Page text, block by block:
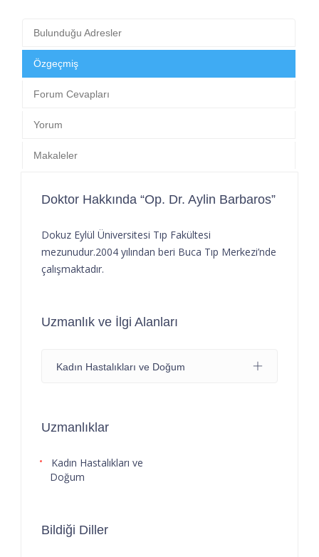
Bulunduğu Adresler
Özgeçmiş
Forum Cevapları
Yorum
Makaleler
Doktor Hakkında “Op. Dr. Aylin Barbaros”
Dokuz Eylül Üniversitesi Tıp Fakültesi
mezunudur.2004 yılından beri Buca Tıp Merkezi’nde
çalışmaktadır.
Uzmanlık ve İlgi Alanları
Kadın Hastalıkları ve Doğum
Uzmanlıklar
Kadın Hastalıkları ve
Doğum
Bildiği Diller